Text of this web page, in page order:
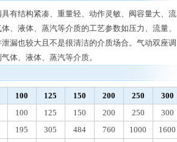
有结构紧凑、重量轻、动作灵敏、阀容量大、流
、液体、蒸汽等介质的工艺参数如压力、流量、
漏也较大且不是很清洁的介质场合。气动双座调
体、液体、蒸汽等介质。
100 125 150 200 250
300
100 125 150 200 250
300
195 305 484 760 1000
1600